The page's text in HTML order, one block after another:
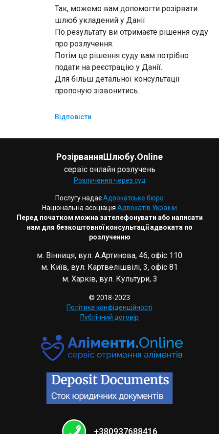
Так, можемо вам допомогти розірвати
шлюб укладений у Данії
По результату ви отримаєте рішення суду
про розлучення.
Потім це рішення суду вам потрібно
подати на реєстрацію у Данії.
Для більш детальної консультації
пропоную зізвонитись.
Відповісти
РозірванняШлюбу.Online
сервіс онлайн розлучень
Розлучення через суд
Послугу надаєАдвокатське бюро
Національна асоціація Адвокатів України
Перед початком можна зателефонувати або написати
нам для безкоштовної консультації адвоката по
розлученню
м. Вінниця, вул. А.Артинова, 46, офіс 110
м. Київ, вул. Картвелішвілі, 3, офіс 81
м. Харків, вул. Культури, 3
© 2018-2023
Політика конфіденційності
Публічний договір
+380937688416